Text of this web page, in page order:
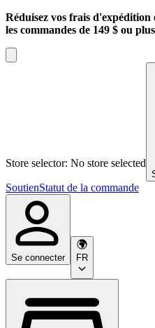
Réduisez vos frais d'expédition
les commandes de 149 $ ou
Store selector: No store selected
SoutienStatut de la commande
Se connecter FR